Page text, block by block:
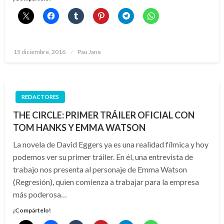
Publicado
15 diciembre, 2016 Pau Jane
REDACTORES
THE CIRCLE: PRIMER TRÁILER OFICIAL CON
TOM HANKS Y EMMA WATSON
La novela de David Eggers ya es una realidad fílmica y hoy
podemos ver su primer tráiler. En él, una entrevista de
trabajo nos presenta al personaje de Emma Watson
(Regresión), quien comienza a trabajar para la empresa
más poderosa…
¡Compártelo!